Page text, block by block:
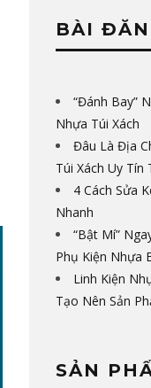
BÀI
“Đánh Bay”
Nhựa Túi Xách
Đâu Là Địa
Túi Xách Uy Tín
4 Cách Sửa
Nhanh
“Bật Mí”
Phụ Kiện Nhựa
Linh Kiện
Tạo Nên Sản
SẢN